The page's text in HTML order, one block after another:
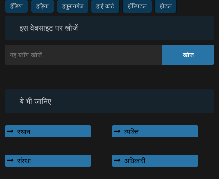
हँडिया हड़िया हनुमानगंज हाई कोर्ट हॉस्पिटल होटल
इस वेबसाइट पर खोजें
ये भी जानिए
स्थान व्यक्ति
संस्था अधिकारी